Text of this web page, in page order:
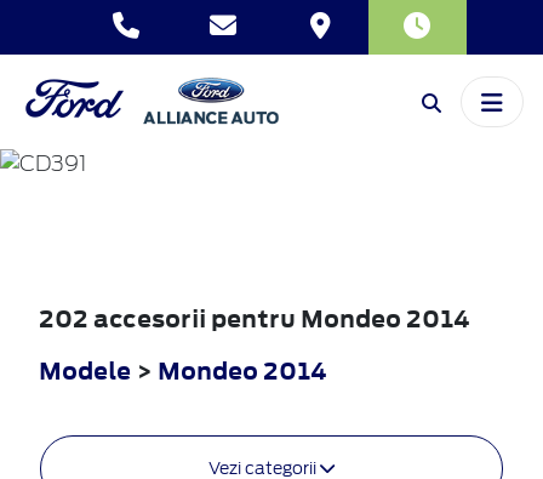
MONDEO
202 accesorii pentru Mondeo 2014
Modele > Mondeo 2014
Vezi categorii